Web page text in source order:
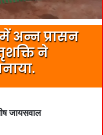
अन्न प्रासन
ने
जायसवाल